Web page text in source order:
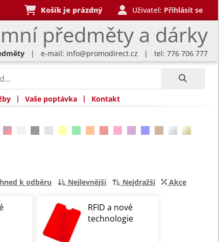
předměty a dárky
Košík je prázdný Uživatel: Přihlásit se
| e-mail: info@promodirect.cz | tel: 776 706 777
| Vaše poptávka | Kontakt
k odběru Nejlevnější Nejdražší Akce
RFID a nové
technologie